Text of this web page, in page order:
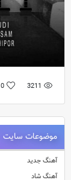
3211
0
موضوعات سایت
آهنگ جدید
آهنگ شاد